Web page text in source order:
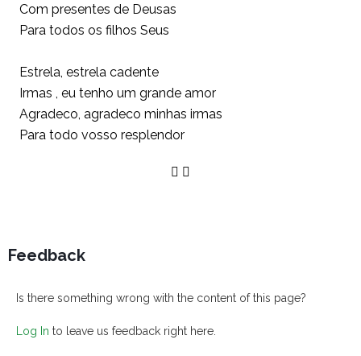
Com presentes de Deusas
Para todos os filhos Seus
Estrela, estrela cadente
Irmas , eu tenho um grande amor
Agradeco, agradeco minhas irmas
Para todo vosso resplendor
Feedback
Is there something wrong with the content of this page?
Log In to leave us feedback right here.